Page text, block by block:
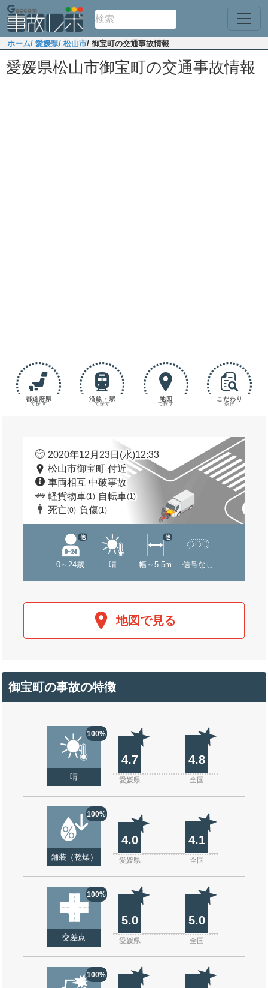
ホーム/ 愛媛県/ 松山市/ 御宝町の交通事故情報
愛媛県松山市御宝町の交通事故情報
都道府県
で探す
沿線・駅
で探す
地図
で探す
こだわり
条件
2020年12月23日(水)12:33
松山市御宝町 付近
車両相互 中破事故
軽貨物車(1) 自転車(1)
死亡(0) 負傷(1)
0～24歳
他
晴 幅～5.5m
他
信号なし
地図で見る
御宝町の事故の特徴
100%
晴
4.7 4.8
愛媛県 全国
100%
舗装（乾燥）
4.0 4.1
愛媛県 全国
100%
交差点
5.0 5.0
愛媛県 全国
100%